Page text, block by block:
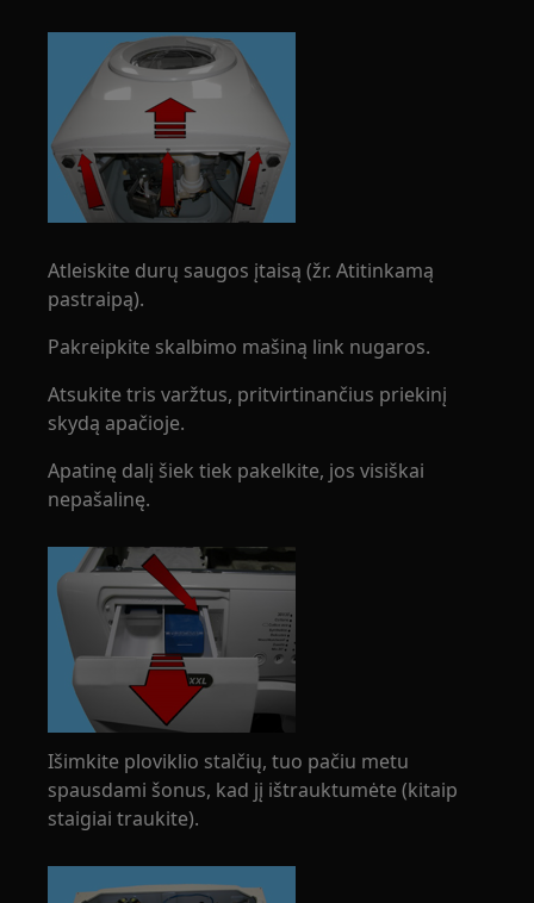
Atleiskite durų saugos įtaisą (žr. Atitinkamą
pastraipą).
Pakreipkite skalbimo mašiną link nugaros.
Atsukite tris varžtus, pritvirtinančius priekinį
skydą apačioje.
Apatinę dalį šiek tiek pakelkite, jos visiškai
nepašalinę.
Išimkite ploviklio stalčių, tuo pačiu metu
spausdami šonus, kad jį ištrauktumėte (kitaip
staigiai traukite).